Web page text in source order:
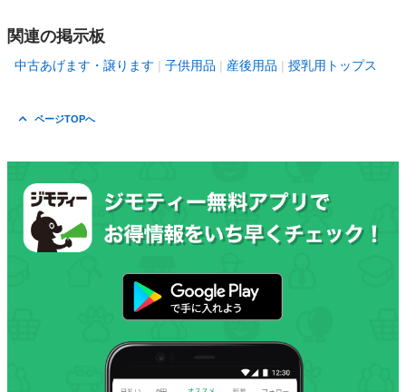
関連の掲示板
中古あげます・譲ります 子供用品 産後用品 授乳用トップス
ページTOPへ